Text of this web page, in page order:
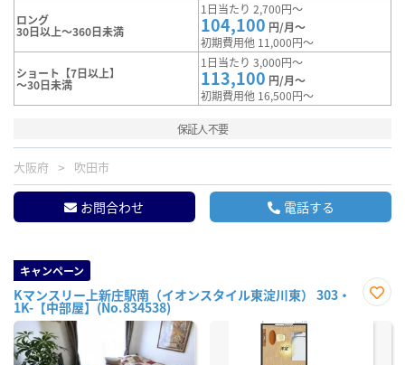
ロング
30日以上～360日未満
1日当たり 2,700円～
104,100 円/月～
初期費用他 11,000円～
ショート【7日以上】
～30日未満
1日当たり 3,000円～
113,100 円/月～
初期費用他 16,500円～
保証人不要
大阪府 吹田市
お問合わせ 電話する
キャンペーン
Kマンスリー上新庄駅南（イオンスタイル東淀川東） 303・
1K-【中部屋】(No.834538)
に入